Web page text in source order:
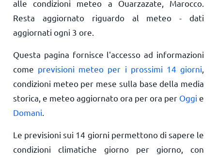
alle condizioni meteo a Ouarzazate, Marocco.
Resta aggiornato riguardo al meteo - dati
aggiornati ogni 3 ore.
Questa pagina fornisce l'accesso ad informazioni
come previsioni meteo per i prossimi 14 giorni
condizioni meteo per mese sulla base della media
storica, e meteo aggiornato ora per ora per Oggi e
Domani
Le previsioni sui 14 giorni permettono di sapere le
condizioni climatiche giorno per giorno, con